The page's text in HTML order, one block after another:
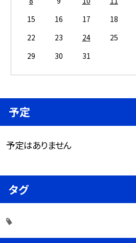
15
16 17 18
22
23 24 25
29
30 31
予定
予定はありません
タグ